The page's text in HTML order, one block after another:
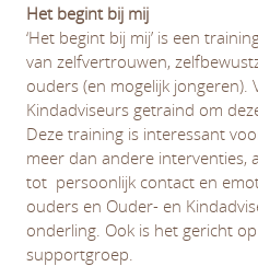
Het begint bij mij
‘Het begint bij mij’ is een
van zelfvertrouwen,
ouders (en mogelijk jongeren).
Kindadviseurs getraind om
Deze training is interessant
meer dan andere interventies,
tot persoonlijk contact en
ouders en Ouder- en
onderling. Ook is het gericht
supportgroep.